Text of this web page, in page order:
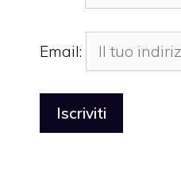
Email: